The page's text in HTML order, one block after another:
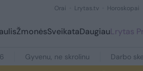
Orai Lrytas.tv Horoskopai
ŽmonėsSveikataDaugiauLrytas
Gyvenu, ne skrolinu Darbo